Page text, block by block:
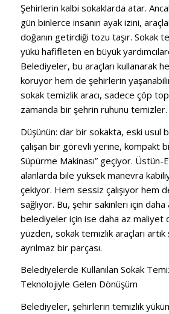
Şehirlerin kalbi sokaklarda atar.
gün binlerce insanın ayak izini,
doğanın getirdiği tozu taşır. Sokak
yükü hafifleten en büyük
Belediyeler, bu araçları kullanarak
koruyor hem de şehirlerin
sokak temizlik aracı, sadece çöp
zamanda bir şehrin ruhunu temizler.
Düşünün: dar bir sokakta, eski usul
çalışan bir görevli yerine, kompakt
Süpürme Makinası” geçiyor. Üstün-
alanlarda bile yüksek manevra
çekiyor. Hem sessiz çalışıyor hem
sağlıyor. Bu, şehir sakinleri için
belediyeler için ise daha az maliyet
yüzden, sokak temizlik araçları artık
ayrılmaz bir parçası.
Belediyelerde Kullanılan Sokak
Teknolojiyle Gelen Dönüşüm
Belediyeler, şehirlerin temizlik